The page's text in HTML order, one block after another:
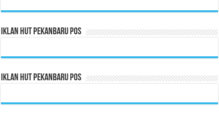
Iklan HUT Pekanbaru Pos
Iklan HUT Pekanbaru Pos